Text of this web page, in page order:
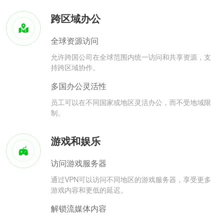
跨区域办公
全球资源访问
允许跨国公司在全球范围内统一访问和共享资源，支
持跨区域协作。
多国办公灵活性
员工可以在不同国家或地区灵活办公，而不受地域限
制。
游戏和娱乐
访问游戏服务器
通过VPN可以访问不同地区的游戏服务器，享受更多
游戏内容和更低的延迟。
解锁流媒体内容